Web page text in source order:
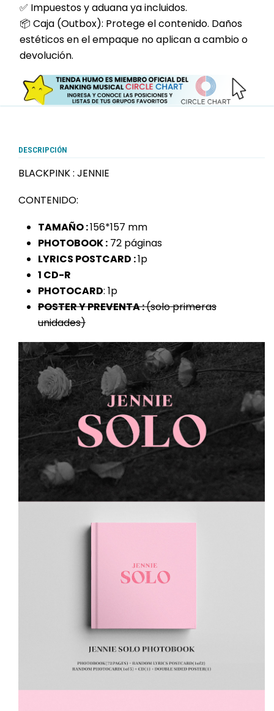
✅ Impuestos y aduana ya incluidos.
📦 Caja (Outbox): Protege el contenido. Daños
estéticos en el empaque no aplican a cambio o
devolución.
DESCRIPCIÓN
BLACKPINK : JENNIE
CONTENIDO:
TAMAÑO :156*157 mm
PHOTOBOOK : 72 páginas
LYRICS POSTCARD :1p
1 CD-R
PHOTOCARD: 1p
POSTER Y PREVENTA:(solo primeras
unidades)